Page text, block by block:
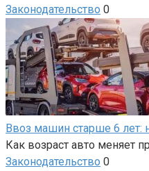
Законодательство 0
Ввоз машин старше 6 лет:
Как возраст авто меняет
Законодательство 0